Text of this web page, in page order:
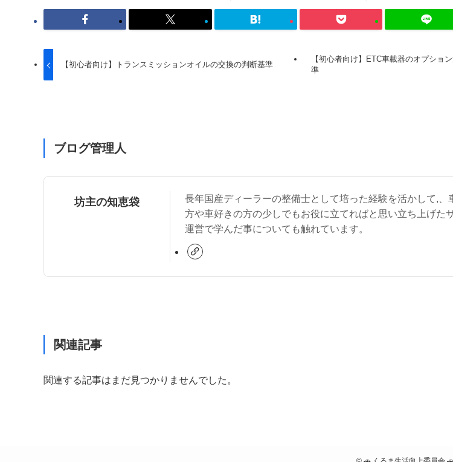
【初心者向け】トランスミッションオイルの交換の判断基準
【初心者向け】ETC車載器のオプショ
準
ブログ管理人
坊主の知恵袋
長年国産ディーラーの整備士として培った経験を活かして,、
方や車好きの方の少しでもお役に立てればと思い立ち上げた
運営で学んだ事についても触れています。
関連記事
関連する記事はまだ見つかりませんでした。